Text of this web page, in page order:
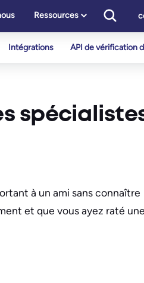
Ressources
Intégrations API de vérification
à un ami sans connaître
et que vous ayez raté une